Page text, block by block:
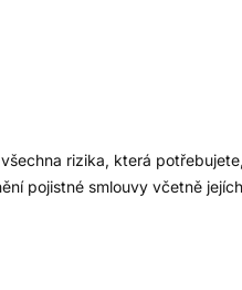
rizika, která potřebujete,
pojistné smlouvy včetně jejích